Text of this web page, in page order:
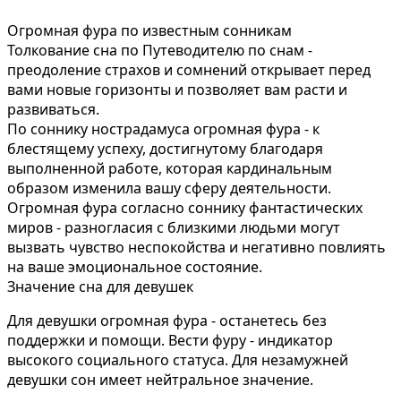
Огромная фура по известным сонникам
Толкование сна по Путеводителю по снам -
преодоление страхов и сомнений открывает перед
вами новые горизонты и позволяет вам расти и
развиваться.
По соннику нострадамуса огромная фура - к
блестящему успеху, достигнутому благодаря
выполненной работе, которая кардинальным
образом изменила вашу сферу деятельности.
Огромная фура согласно соннику фантастических
миров - разногласия с близкими людьми могут
вызвать чувство неспокойства и негативно повлиять
на ваше эмоциональное состояние.
Значение сна для девушек
Для девушки огромная фура - останетесь без
поддержки и помощи. Вести фуру - индикатор
высокого социального статуса. Для незамужней
девушки сон имеет нейтральное значение.